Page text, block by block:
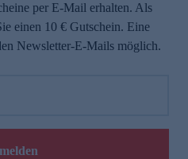
per E-Mail erhalten. Als
einen 10 € Gutschein. Eine
Newsletter-E-Mails möglich.